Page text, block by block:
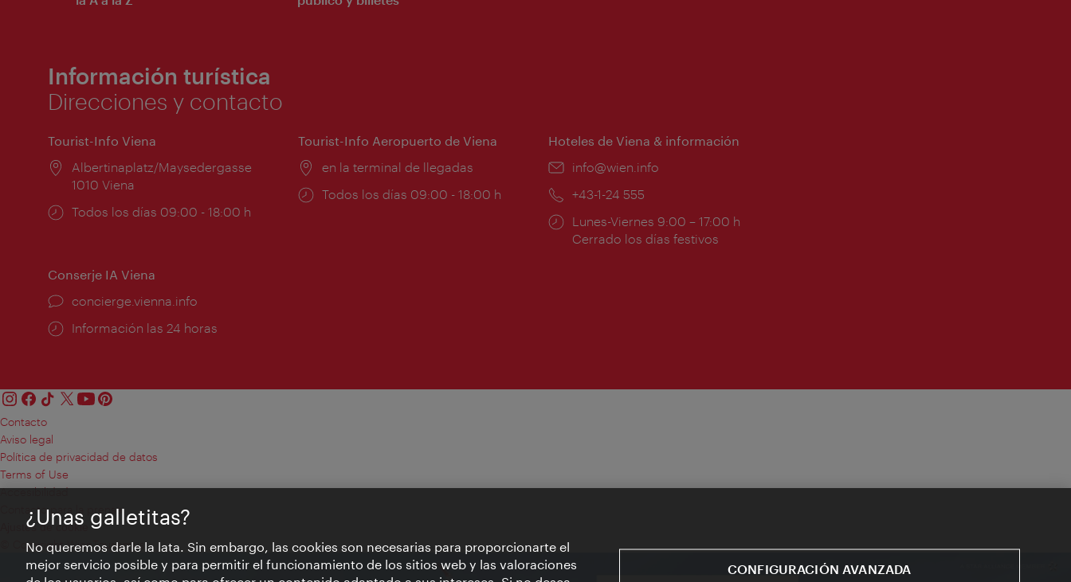
Información turística
Direcciones y contacto
Tourist-Info Viena
Lugar:
Albertinaplatz/Maysedergasse
1010 Viena
Horarios
Todos los días 09:00 - 18:00 h
Tourist-Info Aeropuerto de Viena
Lugar:
en la terminal de llegadas
Horarios
Todos los días 09:00 - 18:00 h
Hoteles de Viena & información
e-
info@wien.info
Teléfono:
+43-1-24 555
Horarios
de
Lunes-Viernes 9:00 – 17:00 h
Cerrado los días festivos
Conserje IA Viena
concierge.vienna.info
Información las 24 horas
Contacto
Aviso legal
Política de privacidad de datos
Terms of Use
Accesibilidad
Contacto para la prensa
Ajustes de cookie
© Copyright WienTourismus
¿Unas galletitas?
No queremos darle la lata. Sin embargo, las cookies son necesarias para proporcionarte el
mejor servicio posible y para permitir el funcionamiento de los sitios web y las valoraciones
CONFIGURACIÓN AVANZADA